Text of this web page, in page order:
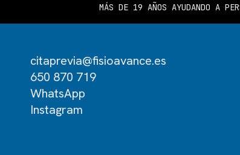
MÁS DE 19 AÑOS AYUDANDO A
citaprevia@fisioavance.es
650 870 719
WhatsApp
Instagram